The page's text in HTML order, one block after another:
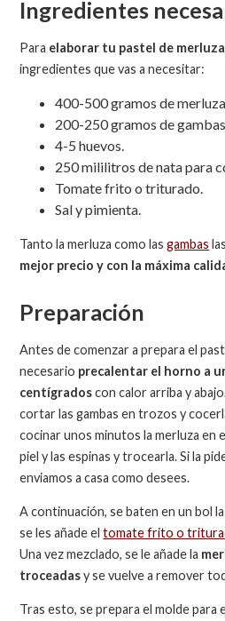
Ingredientes
Para elaborar tu pastel de
ingredientes que vas a necesitar:
400-500 gramos de
200-250 gramos de
4-5 huevos.
250 mililitros de nata para
Tomate frito o triturado.
Sal y pimienta.
Tanto la merluza como lasgambas
mejor precio y con la máxima
Preparación
Antes de comenzar a prepara el
necesario precalentar el horno a
centígradoscon calor arriba y
cortar las gambas en trozos y
cocinar unos minutos la merluza en
piel y las espinas y trocearla. Si la
enviamos a casa como desees.
A continuación, se baten en un bol
se les añade eltomate frito o
Una vez mezclado, se le añade la
troceadasy se vuelve a remover
Tras esto, se prepara el molde para